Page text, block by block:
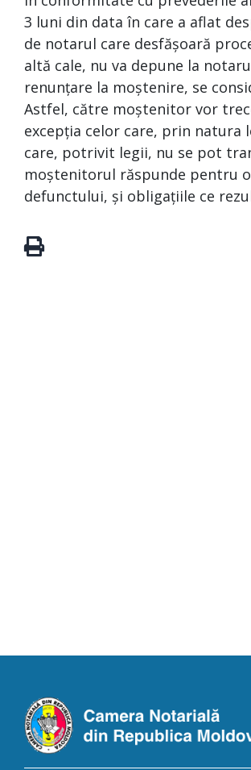
3 luni din data în care a aflat
de notarul care desfășoară
altă cale, nu va depune la
renunțare la moștenire, se
Astfel, către moștenitor vor
excepția celor care, prin natura
care, potrivit legii, nu se pot
moștenitorul răspunde pentru
defunctului, și obligațiile ce